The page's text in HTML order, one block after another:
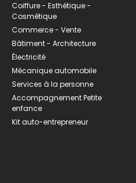
Coiffure - Esthétique -
Cosmétique
Commerce - Vente
Bâtiment - Architecture
Électricité
Mécanique automobile
Services à la personne
Accompagnement Petite
enfance
Kit auto-entrepreneur